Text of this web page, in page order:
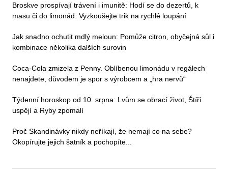
Broskve prospívají trávení i imunitě: Hodí se do dezertů, k
masu či do limonád. Vyzkoušejte trik na rychlé loupání
Jak snadno ochutit mdlý meloun: Pomůže citron, obyčejná sůl i
kombinace několika dalších surovin
Coca-Cola zmizela z Penny. Oblíbenou limonádu v regálech
nenajdete, důvodem je spor s výrobcem a „hra nervů“
Týdenní horoskop od 10. srpna: Lvům se obrací život, Štíři
uspějí a Ryby zpomalí
Proč Skandinávky nikdy neříkají, že nemají co na sebe?
Okopírujte jejich šatník a pochopíte...